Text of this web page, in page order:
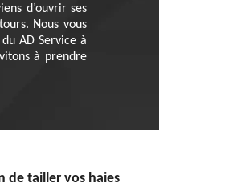
d’ouvrir ses
Nous vous
AD Service à
à prendre
de tailler vos haies